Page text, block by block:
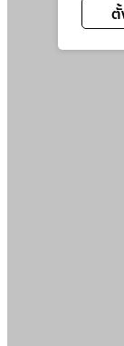
ตั้